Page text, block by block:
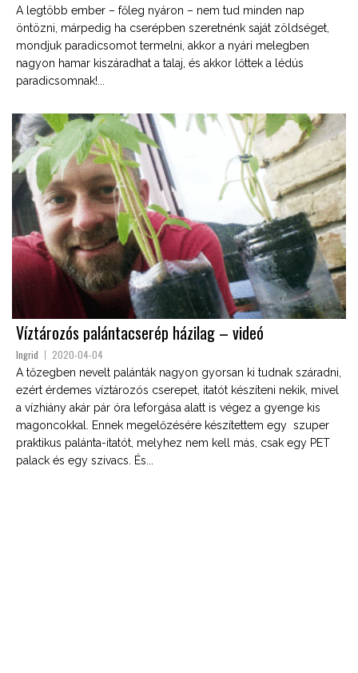
A legtöbb ember – főleg nyáron – nem tud minden nap
öntözni, márpedig ha cserépben szeretnénk saját zöldséget,
mondjuk paradicsomot termelni, akkor a nyári melegben
nagyon hamar kiszáradhat a talaj, és akkor lőttek a lédús
paradicsomnak!...
Víztározós palántacserép házilag – videó
Ingrid 2020-04-04
A tőzegben nevelt palánták nagyon gyorsan ki tudnak száradni,
ezért érdemes víztározós cserepet, itatót készíteni nekik, mivel
a vízhiány akár pár óra leforgása alatt is végez a gyenge kis
magoncokkal. Ennek megelőzésére készítettem egy szuper
praktikus palánta-itatót, melyhez nem kell más, csak egy PET
palack és egy szivacs. És...